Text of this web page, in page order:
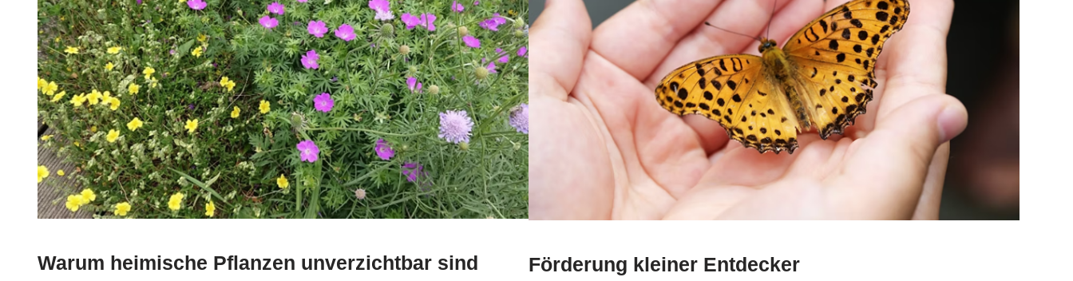
Warum heimische Pflanzen unverzichtbar sind Förderung kleiner Entdecker